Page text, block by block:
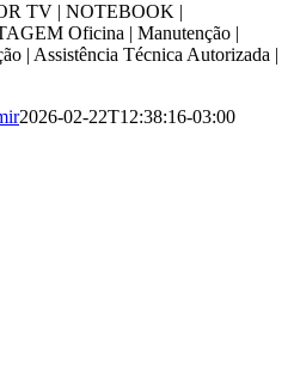
TV | NOTEBOOK |
Oficina | Manutenção |
| Assistência Técnica Autorizada |
2026-02-22T12:38:16-03:00